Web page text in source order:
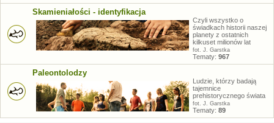
Skamieniałości - identyfikacja
Czyli wszystko o
świadkach historii naszej
planety z ostatnich
kilkuset milionów lat
fot. J. Garstka
Tematy: 967
Paleontolodzy
Ludzie, którzy badają
tajemnice
prehistorycznego świata
fot. J. Garstka
Tematy: 89